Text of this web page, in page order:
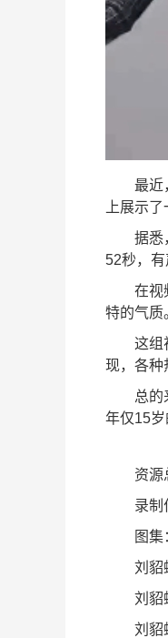
最近
上展示
据悉
52秒，
在视
特的气质
这组
现，各种
总的
年仅15
资源
录制
图
刘貂
刘貂
刘貂